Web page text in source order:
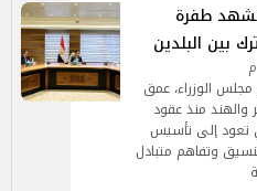
طفرة
بين البلدين
الوزراء، عمق
والهند منذ عقود
تعود إلى تأسيس
وتفاهم متبادل